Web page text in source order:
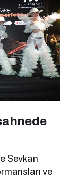
Sevkan
ve